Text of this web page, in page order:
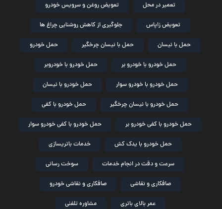
تعمیر در محل تعویض روغن و سرویس خودرو
تعویض زاپاس جلوگیری از کاهش روشنایی چراغ ها
حمل با نیسان حمل با نیسان چرخگیر حمل خودرو
حمل خودرو با خودرو بر حمل خودرو با خودروبر
حمل خودرو با خودرو سوار حمل خودرو با نیسان
حمل خودرو با نیسان چرخگیر حمل خودرو با کفی
حمل خودرو با کفی خودرو بر حمل خودرو با کفی خودرو سوار
حمل خودرو با یدک کش خدمات باتریسازی
سرعت و دقت در انجام خدمات سوخت رسانی
صافکاری و نقاشی صافکاری و نقاشی خودرو
عمر بالای باتری مشاوره تلفنی